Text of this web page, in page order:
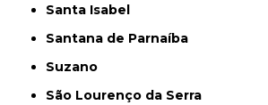
Santa Isabel
Santana de Parnaíba
Suzano
São Lourenço da Serra